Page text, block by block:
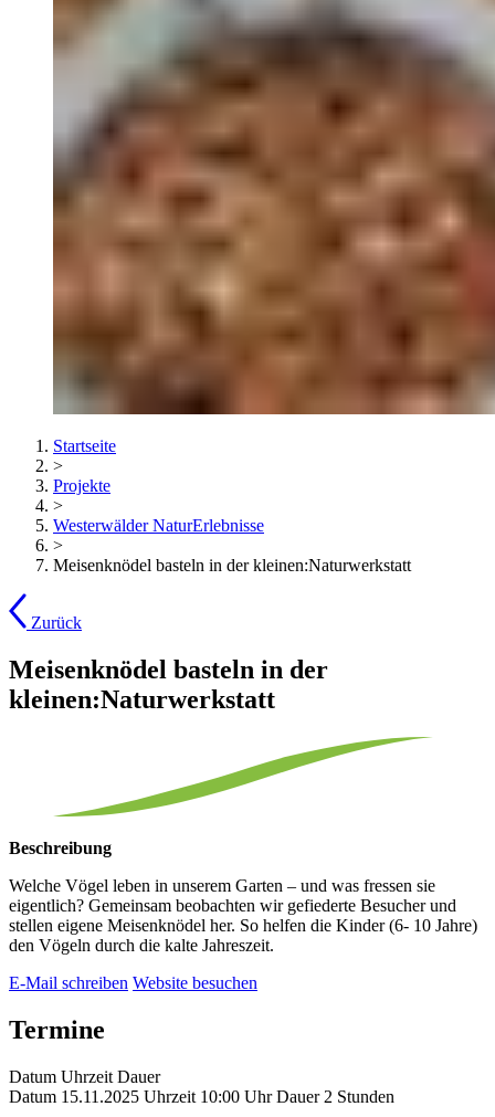
Startseite
>
Projekte
>
Westerwälder NaturErlebnisse
>
Meisenknödel basteln in der kleinen:Naturwerkstatt
Zurück
Meisenknödel basteln in der
kleinen:Naturwerkstatt
Beschreibung
Welche Vögel leben in unserem Garten – und was fressen sie
eigentlich? Gemeinsam beobachten wir gefiederte Besucher und
stellen eigene Meisenknödel her. So helfen die Kinder (6- 10 Jahre)
den Vögeln durch die kalte Jahreszeit.
E-Mail schreiben Website besuchen
Termine
Datum Uhrzeit Dauer
Datum 15.11.2025 Uhrzeit 10:00 Uhr Dauer 2 Stunden